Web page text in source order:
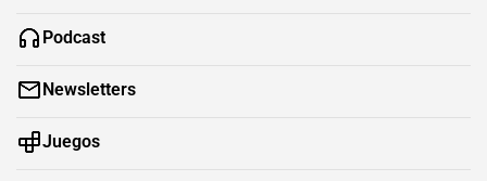
Podcast
Newsletters
Juegos